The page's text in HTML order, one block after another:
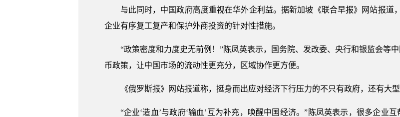
与此同时，中国政府高度重视在华外企利益。据新加坡《联合早报》网站报道
企业有序复工复产和保护外商投资的针对性措施。
“政策密度和力度史无前例！”陈凤英表示，国务院、发改委、央行和银监会等
币政策，让中国市场的流动性更充分，区域协作更方便。
《俄罗斯报》网站报道称，挺身而出应对经济下行压力的不只有政府，还有大
“企业‘造血’与政府‘输血’互为补充，唤醒中国经济。”陈凤英表示，很多企业